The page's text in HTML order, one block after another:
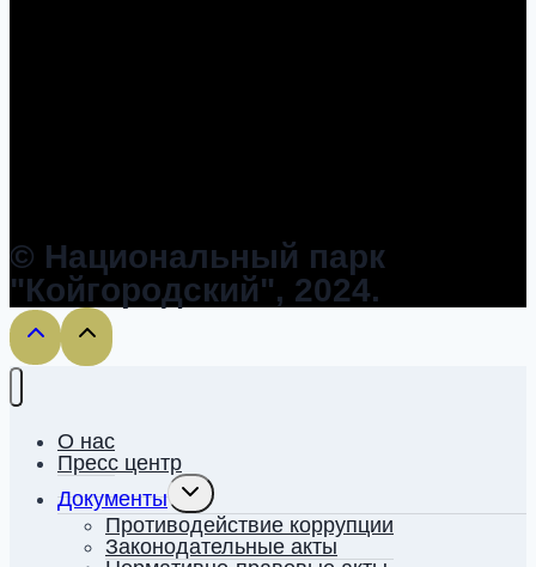
© Национальный парк
"Койгородский", 2024.
О нас
Пресс центр
Документы
Toggle
child
menu
Противодействие коррупции
Законодательные акты